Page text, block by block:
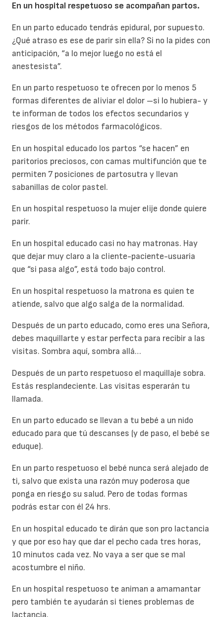
En un hospital respetuoso se acompañan partos.
En un parto educado tendrás epidural, por supuesto.
¿Qué atraso es ese de parir sin ella? Si no la pides con
anticipación, “a lo mejor luego no está el
anestesista”.
En un parto respetuoso te ofrecen por lo menos 5
formas diferentes de aliviar el dolor –si lo hubiera- y
te informan de todos los efectos secundarios y
riesgos de los métodos farmacológicos.
En un hospital educado los partos “se hacen” en
paritorios preciosos, con camas multifunción que te
permiten 7 posiciones de partosutra y llevan
sabanillas de color pastel.
En un hospital respetuoso la mujer elije donde quiere
parir.
En un hospital educado casi no hay matronas. Hay
que dejar muy claro a la cliente-paciente-usuaria
que “si pasa algo”, está todo bajo control.
En un hospital respetuoso la matrona es quien te
atiende, salvo que algo salga de la normalidad.
Después de un parto educado, como eres una Señora,
debes maquillarte y estar perfecta para recibir a las
visitas. Sombra aquí, sombra allá…
Después de un parto respetuoso el maquillaje sobra.
Estás resplandeciente. Las visitas esperarán tu
llamada.
En un parto educado se llevan a tu bebé a un nido
educado para que tú descanses (y de paso, el bebé se
eduque).
En un parto respetuoso el bebé nunca será alejado de
ti, salvo que exista una razón muy poderosa que
ponga en riesgo su salud. Pero de todas formas
podrás estar con él 24 hrs.
En un hospital educado te dirán que son pro lactancia
y que por eso hay que dar el pecho cada tres horas,
10 minutos cada vez. No vaya a ser que se mal
acostumbre el niño.
En un hospital respetuoso te animan a amamantar
pero también te ayudarán si tienes problemas de
lactancia.